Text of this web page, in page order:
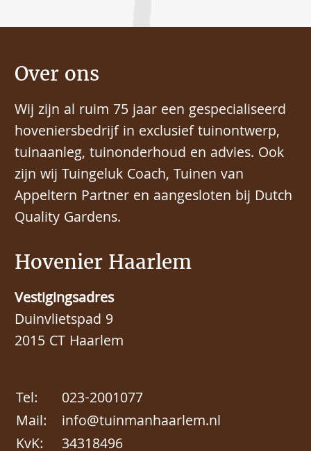
Hovenier Haarlem
Vestigingsadres
Duinvlietspad 9
2015 CT Haarlem
Tel:
023-2001077
Mail:
info@tuinmanhaarlem.nl
KvK:
34318496
Over ons
Wij zijn al ruim 75 jaar een gespecialiseerd
hoveniersbedrijf in exclusief tuinontwerp,
tuinaanleg, tuinonderhoud en advies. Ook
zijn wij Tuingeluk Coach, Tuinen van
Appeltern Partner en aangesloten bij Dutch
Quality Gardens.